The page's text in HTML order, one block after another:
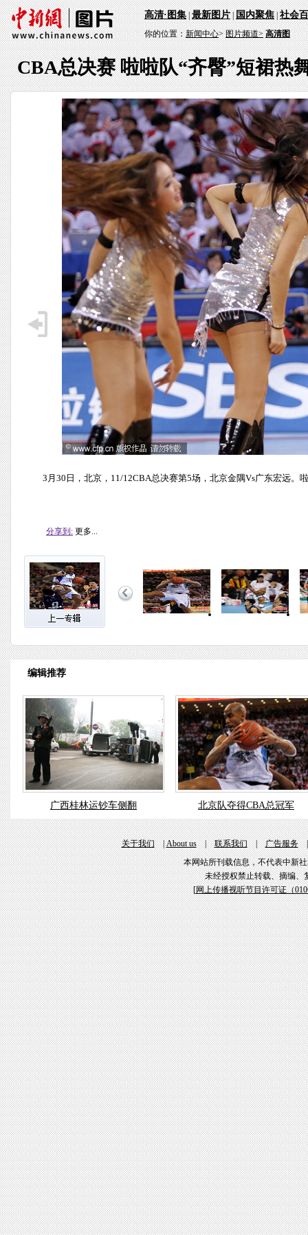
高清·图集|最新图片|国内聚焦|社会
你的位置：新闻中心>图片频道> 高清图
CBA总决赛 啦啦队“齐臀”短裙热
3月30日，北京，11/12CBA总决赛第5场，北京金隅Vs广东宏远。
分享到: 更多...
编辑推荐
广西桂林运钞车侧翻 北京队夺得CBA总冠军
关于我们|About us|联系我们|广告服务
本网站所刊载信息，不代表中新
未经授权禁止转载、摘编、
[网上传播视听节目许可证（